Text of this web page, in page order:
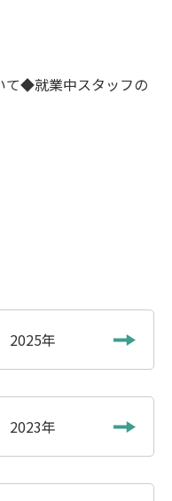
て◆就業中スタッフの
2025年
2023年